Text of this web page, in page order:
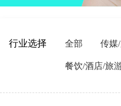
行业选择 全部 传媒
餐饮/酒店/旅